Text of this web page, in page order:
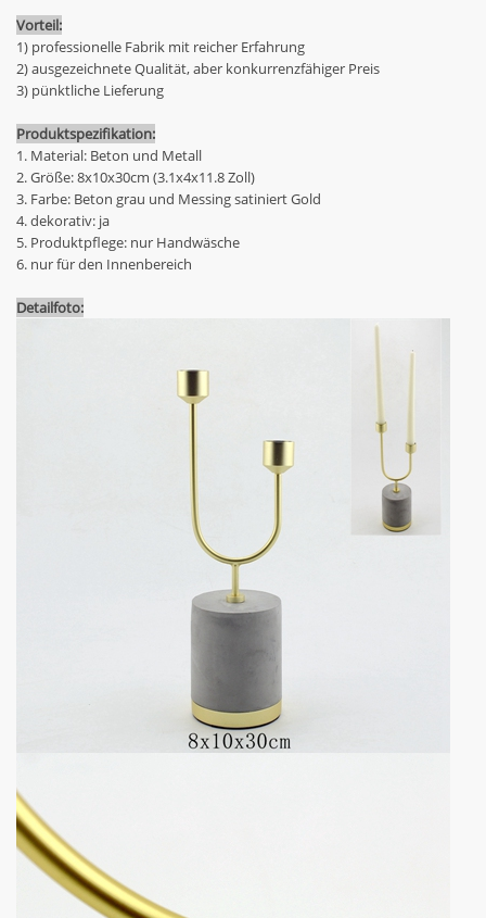
Vorteil:
1) professionelle Fabrik mit reicher Erfahrung
2) ausgezeichnete Qualität, aber konkurrenzfähiger Preis
3) pünktliche Lieferung
Produktspezifikation:
1. Material: Beton und Metall
2. Größe: 8x10x30cm (3.1x4x11.8 Zoll)
3. Farbe: Beton grau und Messing satiniert Gold
4. dekorativ: ja
5. Produktpflege: nur Handwäsche
6. nur für den Innenbereich
Detailfoto: